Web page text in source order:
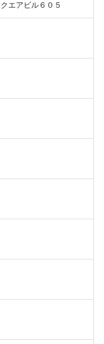
エアビル６０５